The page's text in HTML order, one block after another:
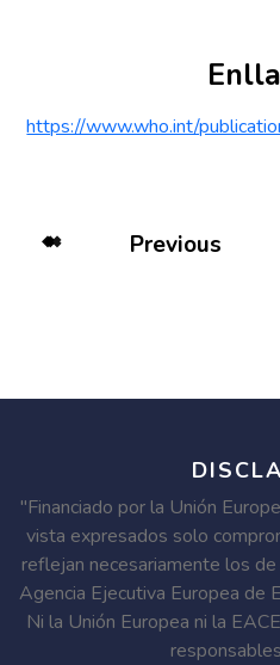
https://www.who.int/
Previous
"Financiado por la Unión
vista expresados solo
reflejan necesariamente los
Agencia Ejecutiva Europea de
Ni la Unión Europea ni la